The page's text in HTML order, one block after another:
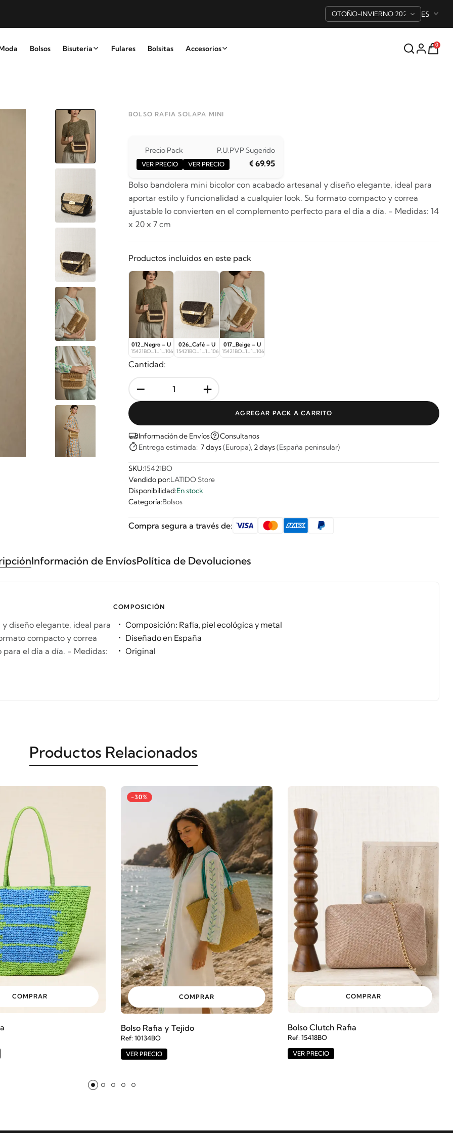
ES
Bolsos Bisuteria Fulares Bolsitas Accesorios 0
BOLSO RAFIA SOLAPA MINI
Precio Pack
VER PRECIO
P.U.
VER PRECIO
PVP Sugerido
€ 69.95
Bolso bandolera mini bicolor con acabado artesanal y diseño elegante, ideal para
aportar estilo y funcionalidad a cualquier look. Su formato compacto y correa
ajustable lo convierten en el complemento perfecto para el día a día. - Medidas: 14
x 20 x 7 cm
Productos incluidos en este pack
012_Negro – U
15421BO_1_1_10670
026_Café – U
15421BO_1_1_10671
017_Beige – U
15421BO_1_1_10672
Cantidad:
- +
AGREGAR PACK A CARRITO
Información de Envíos
Consultanos
Entrega estimada: 7 days(Europa), 2 days(España peninsular)
SKU:15421BO
Vendido por:LATIDO Store
Disponibilidad:En stock
Categoría:Bolsos
Compra segura a través de:
Información de EnvíosPolítica de Devoluciones
diseño elegante, ideal para
compacto y correa
el día a día. - Medidas:
COMPOSICIÓN
Composición: Rafia, piel ecológica y metal
Diseñado en España
Original
Productos Relacionados
COMPRAR
-30%
COMPRAR
Bolso Rafia y Tejido
Ref: 10134BO
VER PRECIO
COMPRAR
Bolso Clutch Rafia
Ref: 15418BO
VER PRECIO